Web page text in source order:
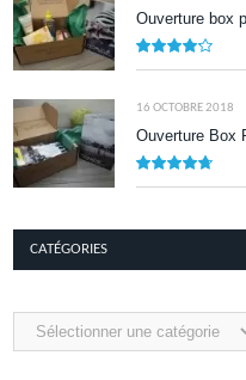
Ouverture box
16 OCTOBRE 2018
Ouverture Box
CATÉGORIES
Catégories